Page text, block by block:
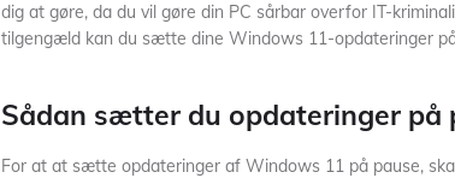
dig at gøre, da du vil gøre din PC sårbar overfor IT-
tilgengæld kan du sætte dine Windows 11-opdateringer
Sådan sætter du opdateringer på
For at at sætte opdateringer af Windows 11 på pause,